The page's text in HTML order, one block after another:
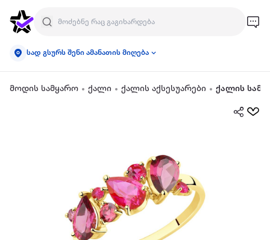
სად გსურს შენი ამანათის მიღება
მოდის სამყარო ქალი ქალის აქსესუარები ქალის